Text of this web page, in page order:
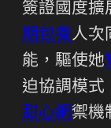
簽證國度擴
期包養人次
能，驅使她
迫協調模式
甜心網禦機